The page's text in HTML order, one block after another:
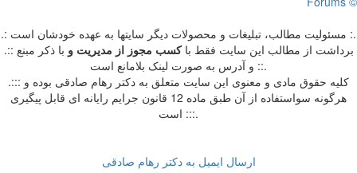
.: مسئوليت مطالب، تبليغات و محصولات ديگر سايتها به عهده خودشان است :.
.:: برداشت از مطالب اين سايت فقط باکسب مجوز از مدیریت و با ذکر مبنع
و آدرس به صورت لینک بلامانع است ::.
.::: کلیه حقوق مادی و معنوی این سایت متعلق به دکتر رهام صادقی بوده و
هرگونه سواستفاده از آن طبق ماده 12 قانون جرایم رایانه ای قابل پیگیری
است :::.
ارسال ایمیل به دکتر رهام صادقی